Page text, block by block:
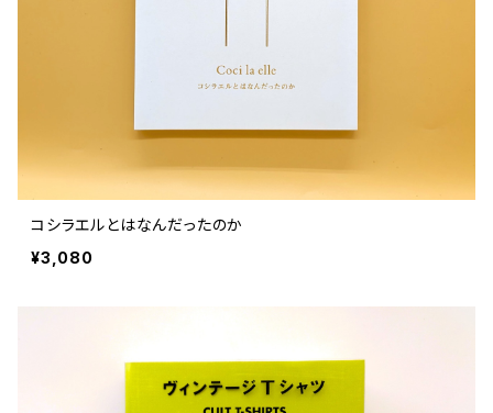
コシラエルとはなんだったのか
¥3,080